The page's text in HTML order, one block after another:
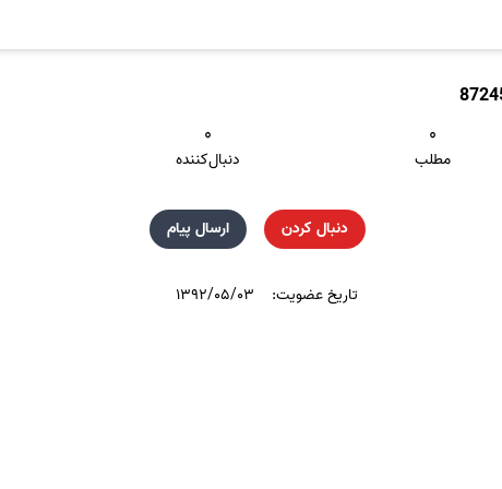
۰
مطلب
۰
دنبال‌کننده
دنبال کردن ارسال پیام
تاریخ عضویت: ۱۳۹۲/۰۵/۰۳